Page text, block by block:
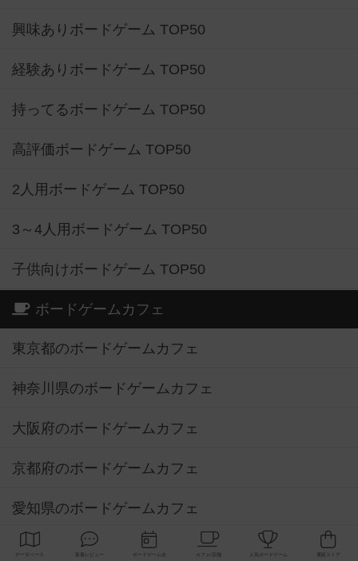
興味ありボードゲーム TOP50
経験ありボードゲーム TOP50
持ってるボードゲーム TOP50
高評価ボードゲーム TOP50
2人用ボードゲーム TOP50
3～4人用ボードゲーム TOP50
子供向けボードゲーム TOP50
ボードゲームカフェ
東京都のボードゲームカフェ
神奈川県のボードゲームカフェ
大阪府のボードゲームカフェ
京都府のボードゲームカフェ
愛知県のボードゲームカフェ
福岡県のボードゲームカフェ